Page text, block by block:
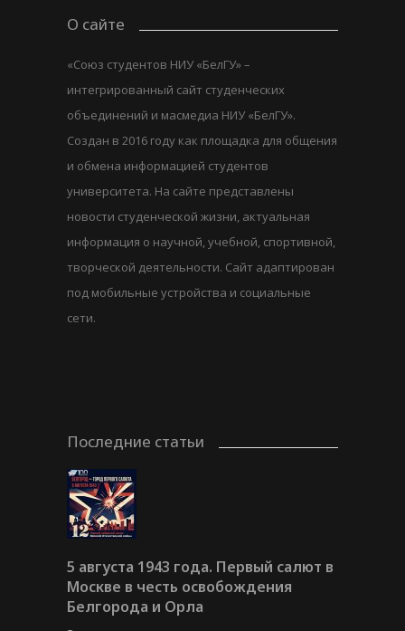
О сайте
«Союз студентов НИУ «БелГУ» –
интегрированный сайт студенческих
объединений и масмедиа НИУ «БелГУ».
Создан в 2016 году как площадка для общения
и обмена информацией студентов
университета. На сайте представлены
новости студенческой жизни, актуальная
информация о научной, учебной, спортивной,
творческой деятельности. Сайт адаптирован
под мобильные устройства и социальные
сети.
Последние статьи
5 августа 1943 года. Первый салют в
Москве в честь освобождения
Белгорода и Орла